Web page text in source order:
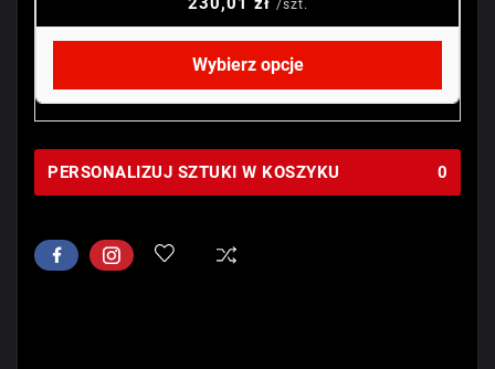
/szt.
Wybierz opcje
PERSONALIZUJ SZTUKI W KOSZYKU 0